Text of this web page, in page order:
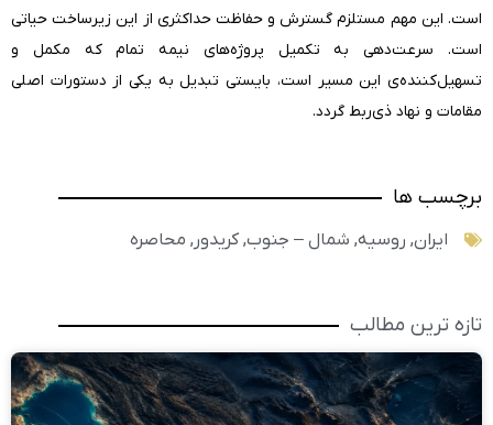
است. این مهم مستلزم گسترش و حفاظت حداکثری از این زیرساخت حیاتی
است. سرعت‌دهی به تکمیل پروژه‌های نیمه تمام که مکمل و
تسهیل‌کننده‌ی این مسیر است، بایستی تبدیل به یکی از دستورات اصلی
مقامات و نهاد ذی‎‌ربط گردد.
برچسب ها
ایران, روسیه, شمال – جنوب, کریدور , محاصره
تازه ترین مطالب